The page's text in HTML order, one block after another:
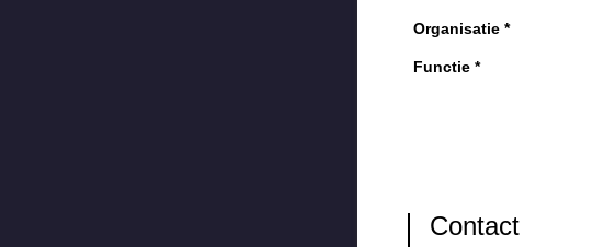
Organisatie *
Functie *
Contact